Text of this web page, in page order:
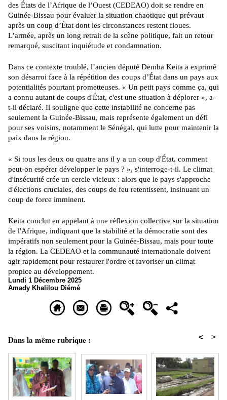
des États de l’Afrique de l’Ouest (CEDEAO) doit se rendre en
Guinée-Bissau pour évaluer la situation chaotique qui prévaut
après un coup d’État dont les circonstances restent floues.
L’armée, après un long retrait de la scène politique, fait un retour
remarqué, suscitant inquiétude et condamnation.
Dans ce contexte troublé, l’ancien député Demba Keita a exprimé
son désarroi face à la répétition des coups d’État dans un pays aux
potentialités pourtant prometteuses. « Un petit pays comme ça, qui
a connu autant de coups d'État, c'est une situation à déplorer », a-
t-il déclaré. Il souligne que cette instabilité ne concerne pas
seulement la Guinée-Bissau, mais représente également un défi
pour ses voisins, notamment le Sénégal, qui lutte pour maintenir la
paix dans la région.
« Si tous les deux ou quatre ans il y a un coup d'État, comment
peut-on espérer développer le pays ? », s'interroge-t-il. Le climat
d'insécurité crée un cercle vicieux : alors que le pays s'approche
d'élections cruciales, des coups de feu retentissent, insinuant un
coup de force imminent.
Keita conclut en appelant à une réflexion collective sur la situation
de l'Afrique, indiquant que la stabilité et la démocratie sont des
impératifs non seulement pour la Guinée-Bissau, mais pour toute
la région. La CEDEAO et la communauté internationale doivent
agir rapidement pour restaurer l'ordre et favoriser un climat
propice au développement.
Lundi 1 Décembre 2025
Amady Khalilou Diémé
Dans la même rubrique : < >